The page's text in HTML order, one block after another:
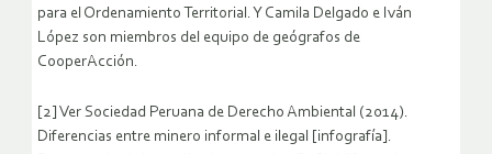
para el Ordenamiento Territorial. Y Camila Delgado e Iván
López son miembros del equipo de geógrafos de
CooperAcción.
[2] Ver Sociedad Peruana de Derecho Ambiental (2014).
Diferencias entre minero informal e ilegal [infografía].